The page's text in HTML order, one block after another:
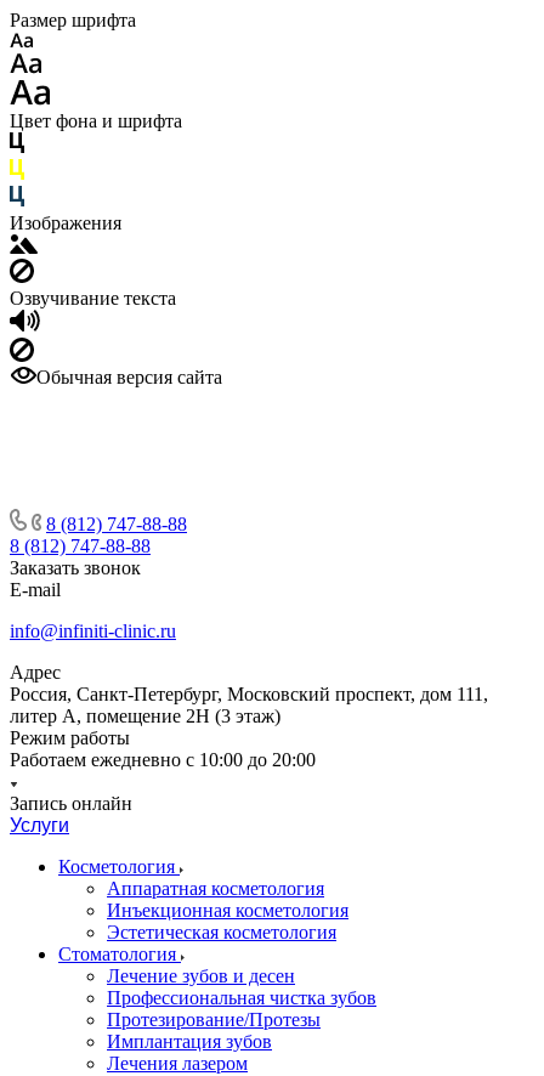
Размер шрифта
Цвет фона и шрифта
Изображения
Озвучивание текста
Обычная версия сайта
8 (812) 747-88-88
8 (812) 747-88-88
Заказать звонок
E-mail
info@infiniti-clinic.ru
Адрес
Россия, Санкт-Петербург, Московский проспект, дом 111,
литер А, помещение 2Н (3 этаж)
Режим работы
Работаем ежедневно с 10:00 до 20:00
Запись онлайн
Услуги
Косметология
Аппаратная косметология
Инъекционная косметология
Эстетическая косметология
Стоматология
Лечение зубов и десен
Профессиональная чистка зубов
Протезирование/Протезы
Имплантация зубов
Лечения лазером